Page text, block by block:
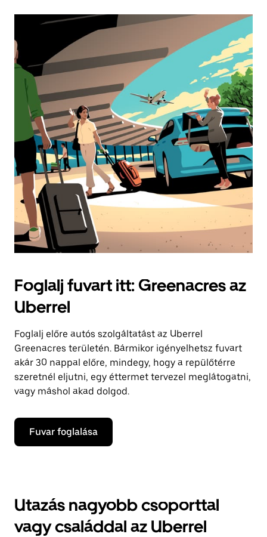
Foglalj fuvart itt: Greenacres az
Uberrel
Foglalj előre autós szolgáltatást az Uberrel
Greenacres területén. Bármikor igényelhetsz fuvart
akár 30 nappal előre, mindegy, hogy a repülőtérre
szeretnél eljutni, egy éttermet tervezel meglátogatni,
vagy máshol akad dolgod.
Fuvar foglalása
Utazás nagyobb csoporttal
vagy családdal az Uberrel